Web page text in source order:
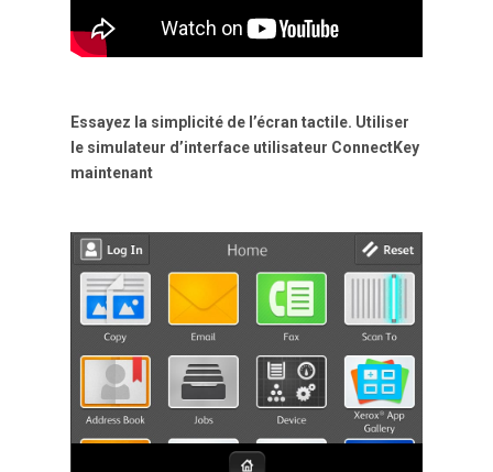
Essayez la simplicité de l’écran tactile. Utiliser
le simulateur d’interface utilisateur ConnectKey
maintenant